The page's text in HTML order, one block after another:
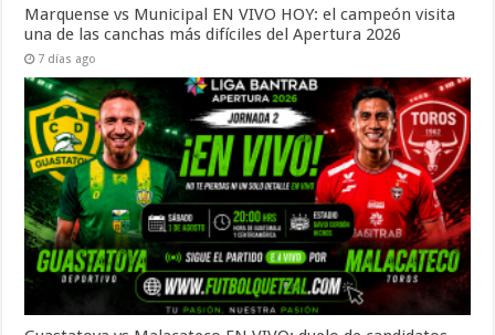
Marquense vs Municipal EN VIVO HOY: el campeón visita
una de las canchas más difíciles del Apertura 2026
7 días ago